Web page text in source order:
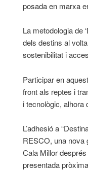
posada en marxa
La metodologia de
dels destins al
sostenibilitat i
Participar en
front als reptes i
i tecnològic, alhora
L’adhesió a
RESCO, una nova
Cala Millor
presentada